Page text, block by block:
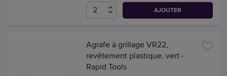
AJOUTER
Agrafe à grillage VR22,
revêtement plastique, vert -
Rapid Tools